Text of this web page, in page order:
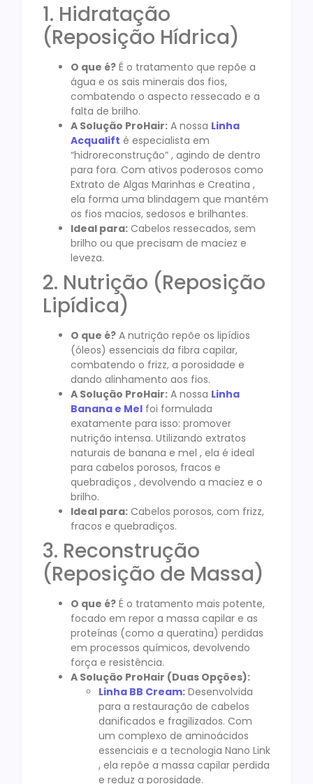
1. Hidratação
(Reposição Hídrica)
O que é? É o tratamento que repõe a
água e os sais minerais dos fios,
combatendo o aspecto ressecado e a
falta de brilho.
A Solução ProHair: A nossa Linha
Acqualift é especialista em
“hidroreconstrução” , agindo de dentro
para fora. Com ativos poderosos como
Extrato de Algas Marinhas e Creatina ,
ela forma uma blindagem que mantém
os fios macios, sedosos e brilhantes.
Ideal para: Cabelos ressecados, sem
brilho ou que precisam de maciez e
leveza.
2. Nutrição (Reposição
Lipídica)
O que é? A nutrição repõe os lipídios
(óleos) essenciais da fibra capilar,
combatendo o frizz, a porosidade e
dando alinhamento aos fios.
A Solução ProHair: A nossa Linha
Banana e Mel foi formulada
exatamente para isso: promover
nutrição intensa. Utilizando extratos
naturais de banana e mel , ela é ideal
para cabelos porosos, fracos e
quebradiços , devolvendo a maciez e o
brilho.
Ideal para: Cabelos porosos, com frizz,
fracos e quebradiços.
3. Reconstrução
(Reposição de Massa)
O que é? É o tratamento mais potente,
focado em repor a massa capilar e as
proteínas (como a queratina) perdidas
em processos químicos, devolvendo
força e resistência.
A Solução ProHair (Duas Opções):
Linha BB Cream: Desenvolvida
para a restauração de cabelos
danificados e fragilizados. Com
um complexo de aminoácidos
essenciais e a tecnologia Nano Link
, ela repõe a massa capilar perdida
e reduz a porosidade.